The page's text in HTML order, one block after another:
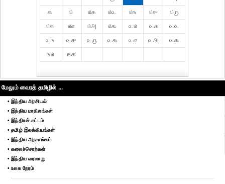
௯
௰ ௰௧ ௰௨ ௰௩ ௰௪
௰௫
௰௬
௰௭ ௰௮ ௰௯ ௨௰ ௨௧
௨௨
௨௩
௨௪ ௨௫ ௨௬ ௨௭ ௨௮
௨௯
௩௰
௩௧
மேலும் வைரத் தமிழில் ...
• இந்திய அரசியல்
• இந்திய மாநிலங்கள்
• இந்தியச் சட்டம்
• தமிழ் இலக்கியங்கள்
• இந்திய அரசாங்கம்
• கலைச்சொற்கள்
• இந்திய வரலாறு
• உலக நேரம்